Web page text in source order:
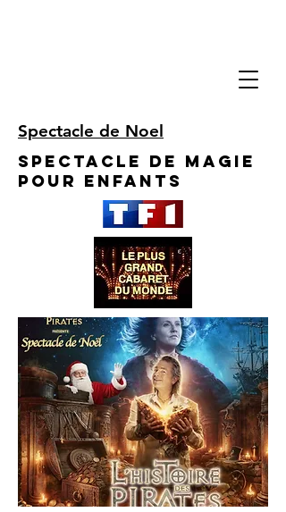
Spectacle de Noel
Spectacle de Magie
pour enfants